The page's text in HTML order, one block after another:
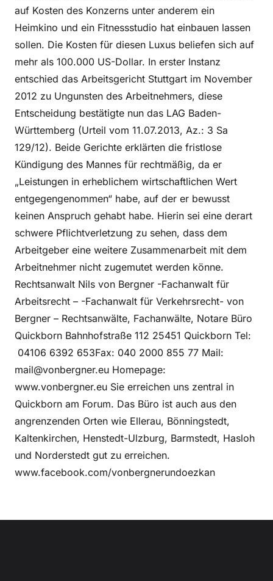
auf Kosten des Konzerns unter anderem ein
Heimkino und ein Fitnessstudio hat einbauen lassen
sollen. Die Kosten für diesen Luxus beliefen sich auf
mehr als 100.000 US-Dollar. In erster Instanz
entschied das Arbeitsgericht Stuttgart im November
2012 zu Ungunsten des Arbeitnehmers, diese
Entscheidung bestätigte nun das LAG Baden-
Württemberg (Urteil vom 11.07.2013, Az.: 3 Sa
129/12). Beide Gerichte erklärten die fristlose
Kündigung des Mannes für rechtmäßig, da er
„Leistungen in erheblichem wirtschaftlichen Wert
entgegengenommen“ habe, auf der er bewusst
keinen Anspruch gehabt habe. Hierin sei eine derart
schwere Pflichtverletzung zu sehen, dass dem
Arbeitgeber eine weitere Zusammenarbeit mit dem
Arbeitnehmer nicht zugemutet werden könne.
Rechtsanwalt Nils von Bergner -Fachanwalt für
Arbeitsrecht – -Fachanwalt für Verkehrsrecht- von
Bergner – Rechtsanwälte, Fachanwälte, Notare Büro
Quickborn Bahnhofstraße 112 25451 Quickborn Tel:
04106 6392 653Fax: 040 2000 855 77 Mail:
mail@vonbergner.eu Homepage:
www.vonbergner.eu Sie erreichen uns zentral in
Quickborn am Forum. Das Büro ist auch aus den
angrenzenden Orten wie Ellerau, Bönningstedt,
Kaltenkirchen, Henstedt-Ulzburg, Barmstedt, Hasloh
und Norderstedt gut zu erreichen.
www.facebook.com/vonbergnerundoezkan